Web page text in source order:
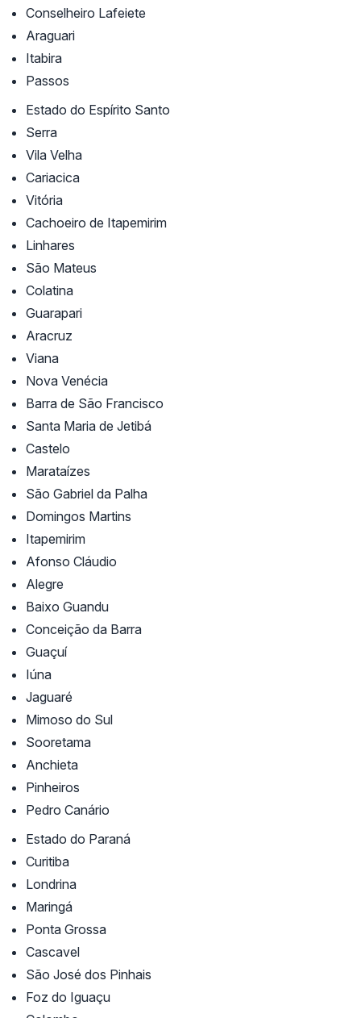
Conselheiro Lafeiete
Araguari
Itabira
Passos
Estado do Espírito Santo
Serra
Vila Velha
Cariacica
Vitória
Cachoeiro de Itapemirim
Linhares
São Mateus
Colatina
Guarapari
Aracruz
Viana
Nova Venécia
Barra de São Francisco
Santa Maria de Jetibá
Castelo
Marataízes
São Gabriel da Palha
Domingos Martins
Itapemirim
Afonso Cláudio
Alegre
Baixo Guandu
Conceição da Barra
Guaçuí
Iúna
Jaguaré
Mimoso do Sul
Sooretama
Anchieta
Pinheiros
Pedro Canário
Estado do Paraná
Curitiba
Londrina
Maringá
Ponta Grossa
Cascavel
São José dos Pinhais
Foz do Iguaçu